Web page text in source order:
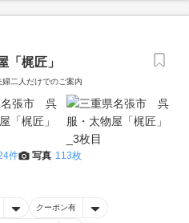
梶匠」
二人だけでのご案内
件 写真 113枚
クーポン有